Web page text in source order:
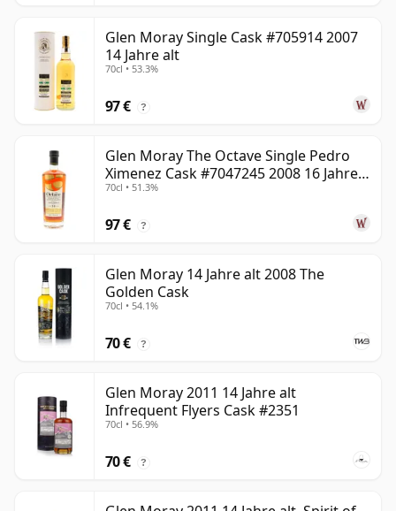
Glen Moray Single Cask #705914 2007
14 Jahre alt
70cl • 53.3%
97 € ?
Glen Moray The Octave Single Pedro
Ximenez Cask #7047245 2008 16 Jahre
alt
70cl • 51.3%
97 € ?
Glen Moray 14 Jahre alt 2008 The
Golden Cask
70cl • 54.1%
70 € ?
Glen Moray 2011 14 Jahre alt
Infrequent Flyers Cask #2351
70cl • 56.9%
70 € ?